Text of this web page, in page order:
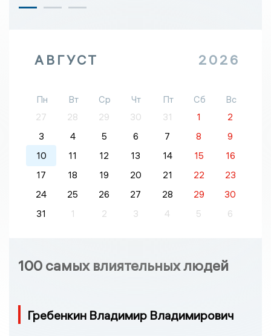
АВГУСТ 2026
Пн Вт Ср Чт Пт Сб
Вс
27
28 29 30 31 1
2
3
4 5 6 7 8
9
10
11 12 13 14 15
16
17
18 19 20 21 22
23
24
25 26 27 28 29
30
31
1 2 3 4 5 6
100 самых влиятельных людей
Гребенкин Владимир Владимирович